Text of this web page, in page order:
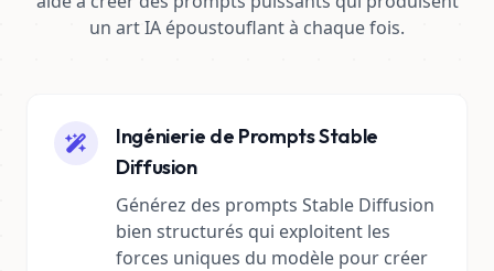
un art IA époustouflant à chaque fois.
Ingénierie de Prompts Stable
Diffusion
Générez des prompts Stable Diffusion
bien structurés qui exploitent les
forces uniques du modèle pour créer